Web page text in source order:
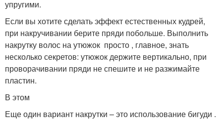
упругими.
Если вы хотите сделать эффект естественных кудрей,
при накручивании берите пряди побольше. Выполнить
накрутку волос на утюжок просто , главное, знать
несколько секретов: утюжок держите вертикально, при
проворачивании пряди не спешите и не разжимайте
пластин.
В этом
Еще один вариант накрутки – это использование бигуди .